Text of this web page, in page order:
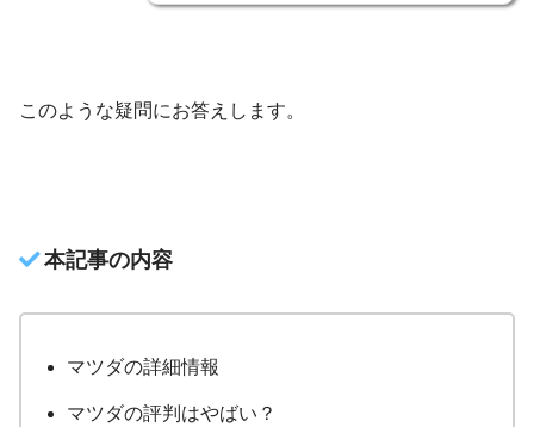
このような疑問にお答えします。
本記事の内容
マツダの詳細情報
マツダの評判はやばい？